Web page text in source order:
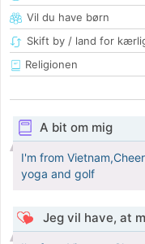
Vil du have børn
Skift by / land for
Religionen
A bit om mig
I'm from
yoga and golf
Jeg vil have, at